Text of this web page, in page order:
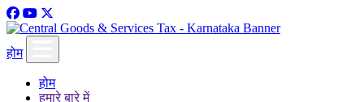
होम
होम
हमारे बारे में